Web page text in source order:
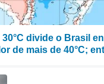
30°C divide o Brasil
de mais de 40°C;